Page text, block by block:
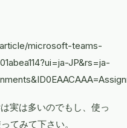
microsoft-teams-
JP&rs=ja-
実は多いのでもし、使っ
てみて下さい。